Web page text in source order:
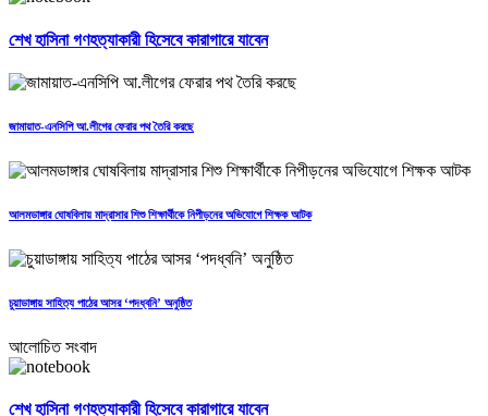
শেখ হাসিনা গণহত্যাকারী হিসেবে কারাগারে যাবেন
জামায়াত-এনসিপি আ.লীগের ফেরার পথ তৈরি করছে
আলমডাঙ্গার ঘোষবিলায় মাদ্রাসার শিশু শিক্ষার্থীকে নিপীড়নের অভিযোগে শিক্ষক আটক
চুয়াডাঙ্গায় সাহিত্য পাঠের আসর ‘পদধ্বনি’ অনুষ্ঠিত
আলোচিত সংবাদ
শেখ হাসিনা গণহত্যাকারী হিসেবে কারাগারে যাবেন